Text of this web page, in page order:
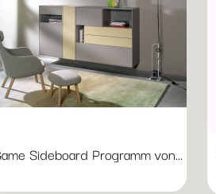
Sideboard Programm von...